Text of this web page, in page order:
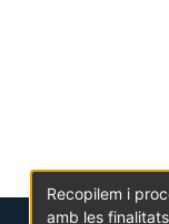
Recopilem i
amb les